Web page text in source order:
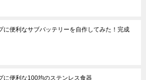
に便利なサブバッテリーを自作してみた！完成
に便利な100均のステンレス食器